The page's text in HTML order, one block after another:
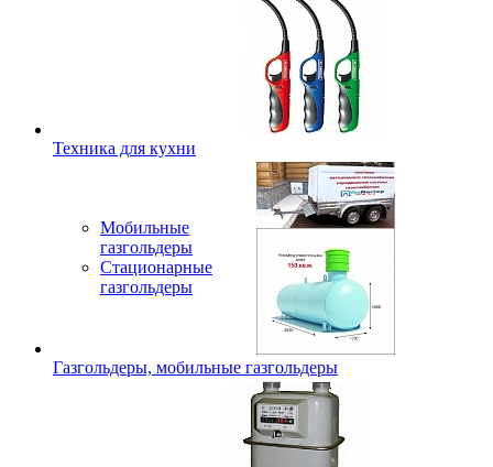
Техника для кухни
Мобильные
газгольдеры
Стационарные
газгольдеры
Газгольдеры, мобильные газгольдеры